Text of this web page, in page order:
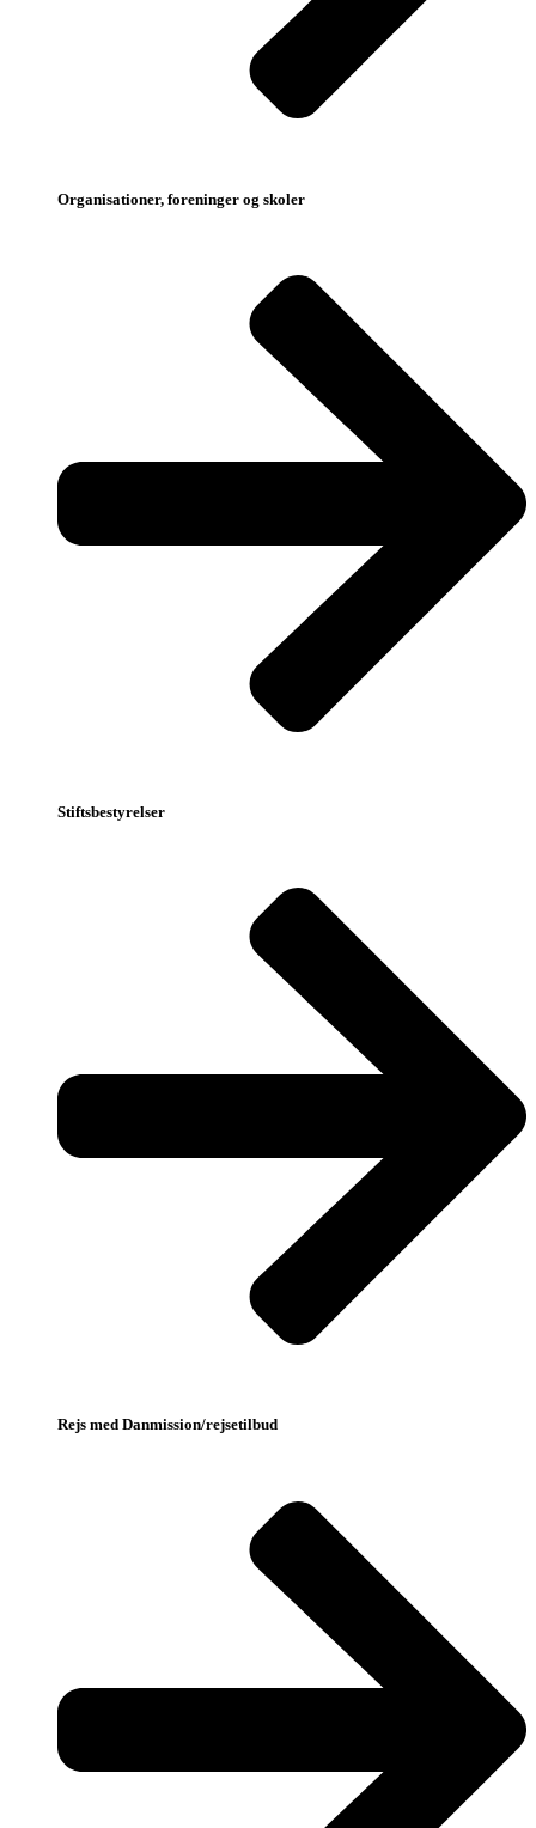
Organisationer, foreninger og skoler
Stiftsbestyrelser
Rejs med Danmission/rejsetilbud